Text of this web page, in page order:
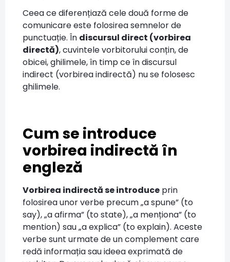
Ceea ce diferențiază cele două forme de
comunicare este folosirea semnelor de
punctuație. În discursul direct (vorbirea
directă), cuvintele vorbitorului conțin, de
obicei, ghilimele, în timp ce în discursul
indirect (vorbirea indirectă) nu se folosesc
ghilimele.
Cum se introduce
vorbirea indirectă în
engleză
Vorbirea indirectă se introduce prin
folosirea unor verbe precum „a spune” (to
say), „a afirma” (to state), „a menționa” (to
mention) sau „a explica” (to explain). Aceste
verbe sunt urmate de un complement care
redă informația sau ideea exprimată de